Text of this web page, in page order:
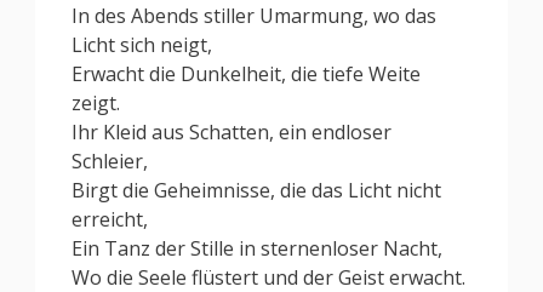
In des Abends stiller Umarmung, wo das
Licht sich neigt,
Erwacht die Dunkelheit, die tiefe Weite
zeigt.
Ihr Kleid aus Schatten, ein endloser
Schleier,
Birgt die Geheimnisse, die das Licht nicht
erreicht,
Ein Tanz der Stille in sternenloser Nacht,
Wo die Seele flüstert und der Geist erwacht.